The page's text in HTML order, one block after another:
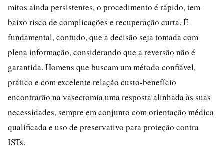
mitos ainda persistentes, o procedimento é rápido, tem
baixo risco de complicações e recuperação curta. É
fundamental, contudo, que a decisão seja tomada com
plena informação, considerando que a reversão não é
garantida. Homens que buscam um método confiável,
prático e com excelente relação custo-benefício
encontrarão na vasectomia uma resposta alinhada às suas
necessidades, sempre em conjunto com orientação médica
qualificada e uso de preservativo para proteção contra
ISTs.